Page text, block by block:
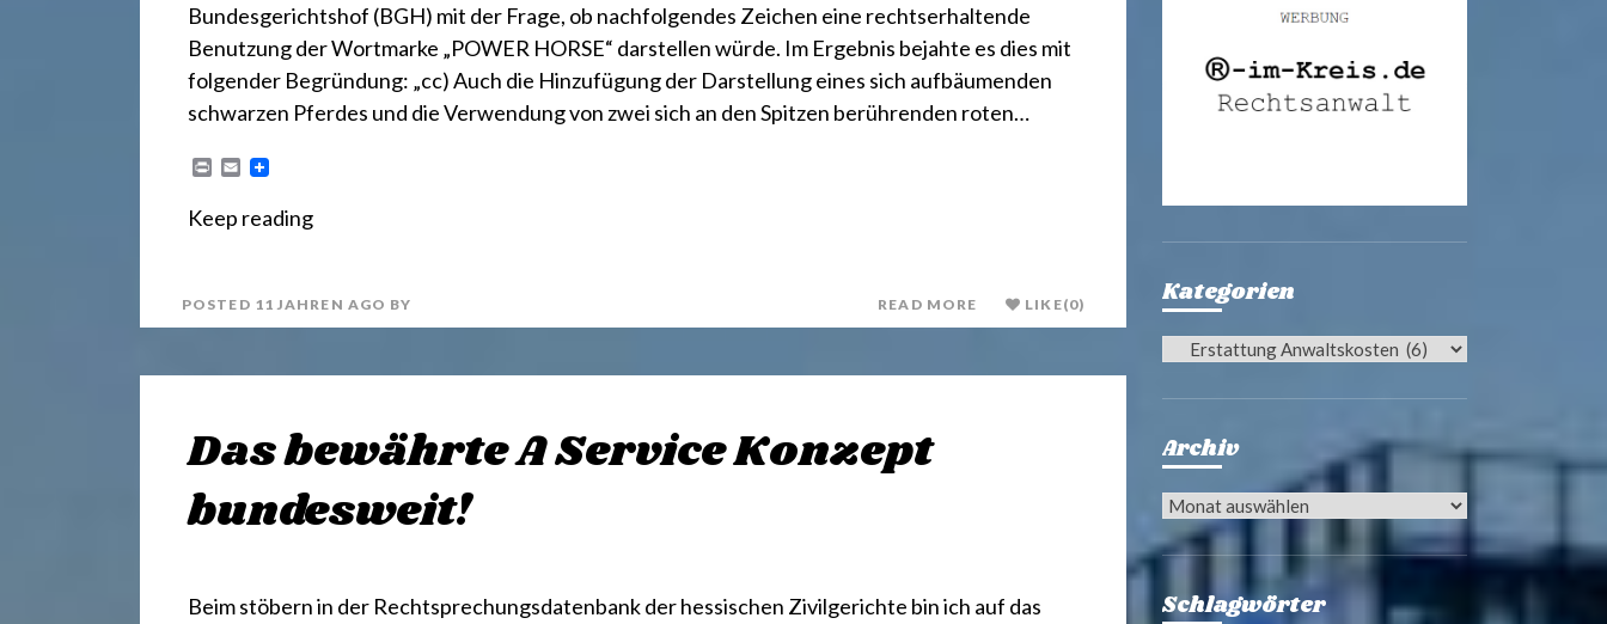
t
Bundesgerichtshof (BGH) mit der Frage, ob nachfolgendes Zeichen eine rechtserhaltende
Benutzung der Wortmarke „POWER HORSE“ darstellen würde. Im Ergebnis bejahte es dies mit
folgender Begründung: „cc) Auch die Hinzufügung der Darstellung eines sich aufbäumenden
schwarzen Pferdes und die Verwendung von zwei sich an den Spitzen berührenden roten…
n
E
i
Keep reading
POSTED 11 JAHREN AGO BY READ MORE LIKE(0)
Das bewährte A Service Konzept
bundesweit!
Beim stöbern in der Rechtsprechungsdatenbank der hessischen Zivilgerichte bin ich auf das
Kategorien
Kategorien
Archiv
Archiv
Schlagwörter